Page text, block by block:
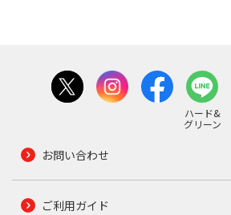
ハード&
グリーン
お問い合わせ
ご利用ガイド